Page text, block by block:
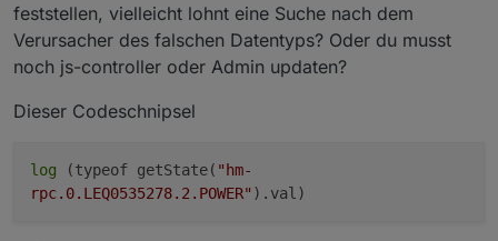
feststellen, vielleicht lohnt eine Suche nach dem
Verursacher des falschen Datentyps? Oder du musst
noch js-controller oder Admin updaten?
Dieser Codeschnipsel
log (typeof getState( "hm-
rpc.0.LEQ0535278.2.POWER" ).val)